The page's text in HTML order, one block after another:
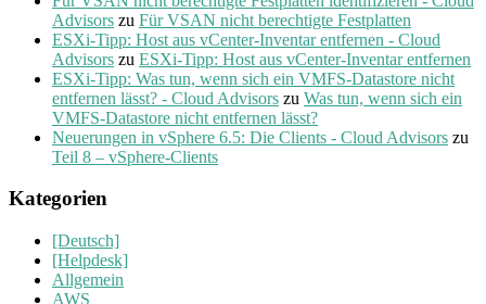
Advisors zu Für VSAN nicht berechtigte Festplatten
ESXi-Tipp: Host aus vCenter-Inventar entfernen - Cloud
Advisors zu ESXi-Tipp: Host aus vCenter-Inventar entfernen
ESXi-Tipp: Was tun, wenn sich ein VMFS-Datastore nicht
entfernen lässt? - Cloud Advisors zu Was tun, wenn sich ein
VMFS-Datastore nicht entfernen lässt?
Neuerungen in vSphere 6.5: Die Clients - Cloud Advisors zu
Teil 8 – vSphere-Clients
Kategorien
[Deutsch]
[Helpdesk]
Allgemein
AWS